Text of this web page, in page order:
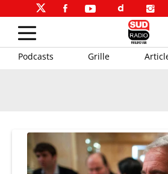
Podcasts Grille